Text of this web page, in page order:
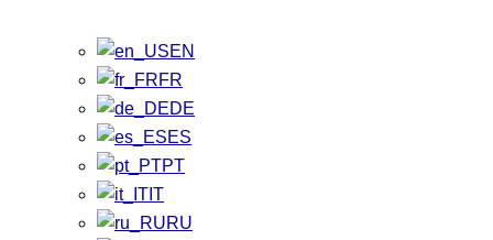
EN
FR
DE
ES
PT
IT
RU